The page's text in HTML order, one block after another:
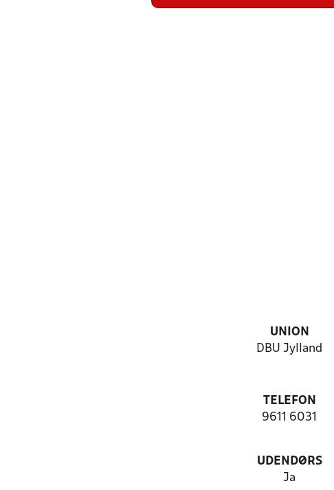
UNION
DBU Jylland
TELEFON
9611 6031
UDENDØRS
Ja